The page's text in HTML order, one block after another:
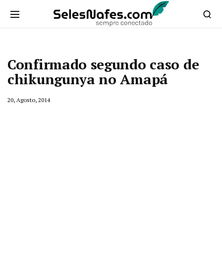
Confirmado segundo caso de
chikungunya no Amapá
20, Agosto, 2014